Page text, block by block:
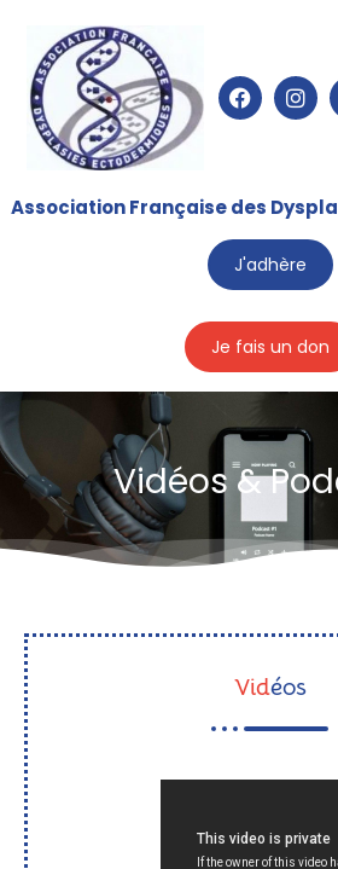
Association Française des
J'adhère
Je fais un don
Vidéos &
Vidéos